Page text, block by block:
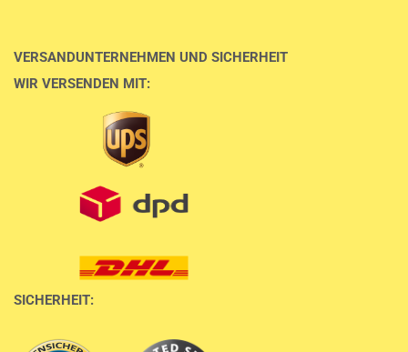
VERSANDUNTERNEHMEN UND SICHERHEIT
WIR VERSENDEN MIT:
SICHERHEIT: